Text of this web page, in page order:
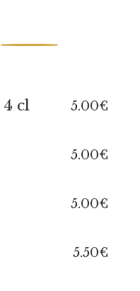
cl 5.00€
5.00€
5.00€
5.50€